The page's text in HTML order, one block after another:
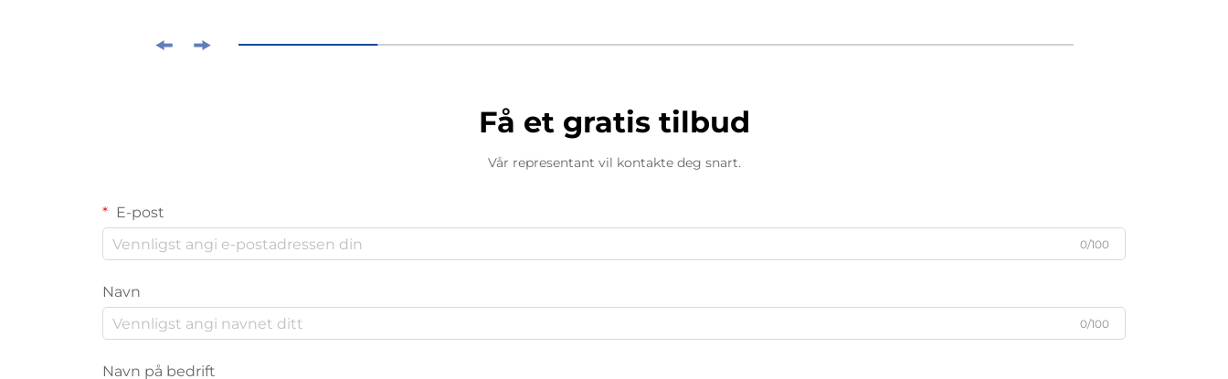
Få et gratis tilbud
Vår representant vil kontakte deg snart.
E-post
0/100
Navn
0/100
Navn på bedrift